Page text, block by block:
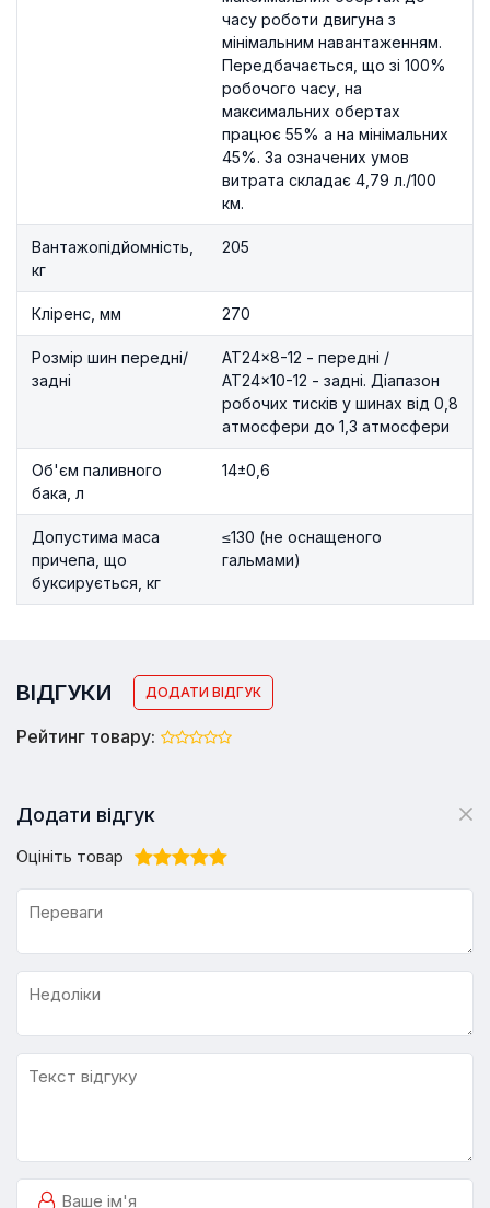
часу роботи двигуна з
мінімальним навантаженням.
Передбачається, що зі 100%
робочого часу, на
максимальних обертах
працює 55% а на мінімальних
45%. За означених умов
витрата складає 4,79 л./100
км.
Вантажопідйомність,
кг
205
Кліренс, мм 270
Розмір шин передні/
задні
AT24×8-12 - передні /
AT24×10-12 - задні. Діапазон
робочих тисків у шинах від 0,8
атмосфери до 1,3 атмосфери
Об'єм паливного
бака, л
14±0,6
Допустима маса
причепа, що
буксирується, кг
≤130 (не оснащеного
гальмами)
ВІДГУКИ ДОДАТИ ВІДГУК
Рейтинг товару:
Додати відгук
Оцініть товар